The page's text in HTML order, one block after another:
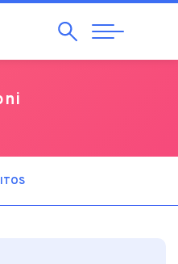
Pesquisar
Abrir
Navegação